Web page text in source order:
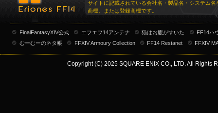
サイトに記載されている会社名・製品名・システム名
商標、または登録商標です。
FinalFantasyXIV公式 エフエフ14アンテナ 猫はお腹がすいた
FF14ハ
むーむーのネタ帳
FFXIV Armoury Collection FF14 Restanet FFXIV
Copyright (C) 2025 SQUARE ENIX CO., LTD. All Rights